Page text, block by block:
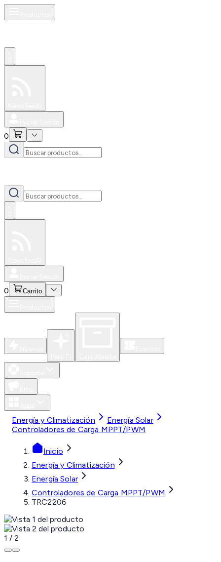
0
0 Carrito
Energía y Climatización
Energía Solar
Controladores de Carga MPPT/PWM
Inicio
Energía y Climatización
Energía Solar
Controladores de Carga MPPT/PWM
TRC2206
1 / 2